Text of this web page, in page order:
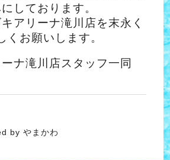
しております。
アリーナ滝川店を末永く
くお願いします。
ナ滝川店スタッフ一同
by やまかわ